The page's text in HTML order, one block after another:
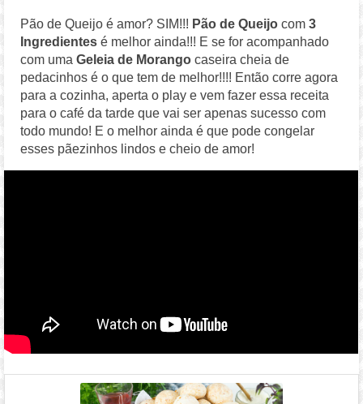
Pão de Queijo é amor? SIM!!! Pão de Queijo com3
Ingredientes é melhor ainda!!! E se for acompanhado
com umaGeleia de Morango caseira cheia de
pedacinhos é o que tem de melhor!!!! Então corre agora
para a cozinha, aperta o play e vem fazer essa receita
para o café da tarde que vai ser apenas sucesso com
todo mundo! E o melhor ainda é que pode congelar
esses pãezinhos lindos e cheio de amor!